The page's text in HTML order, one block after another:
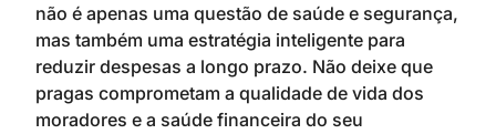
não é apenas uma questão de saúde e segurança,
mas também uma estratégia inteligente para
reduzir despesas a longo prazo. Não deixe que
pragas comprometam a qualidade de vida dos
moradores e a saúde financeira do seu